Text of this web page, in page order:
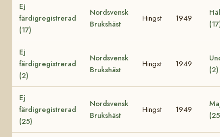
Ej
färdigregistrerad
(17)
Nordsvensk
Brukshäst
Hingst 1949
Ej
färdigregistrerad
(2)
Nordsvensk
Brukshäst
Hingst 1949
(2)
Ej
färdigregistrerad
(25)
Nordsvensk
Brukshäst
Hingst 1949